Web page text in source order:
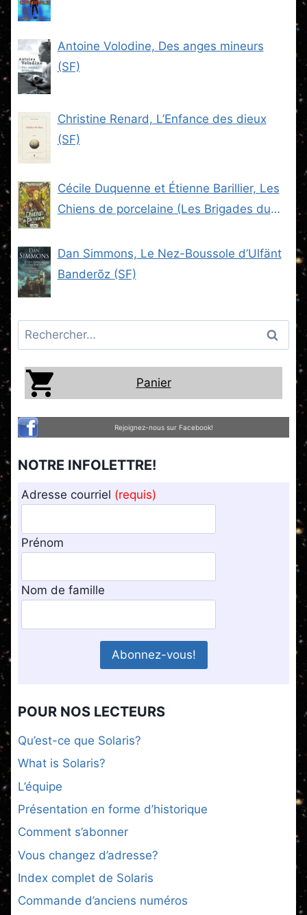
Antoine Volodine, Des anges mineurs
(SF)
Christine Renard, L’Enfance des dieux
(SF)
Cécile Duquenne et Étienne Barillier, Les
Chiens de porcelaine (Les Brigades du
Dan Simmons, Le Nez-Boussole d’Ulfänt
Banderõz (SF)
Rechercher :
Panier
Rejoignez-nous sur Facebook!
NOTRE INFOLETTRE!
Adresse courriel (requis)
Prénom
Nom de famille
POUR NOS LECTEURS
Qu’est-ce que Solaris?
What is Solaris?
L’équipe
Présentation en forme d’historique
Comment s’abonner
Vous changez d’adresse?
Index complet de Solaris
Commande d’anciens numéros